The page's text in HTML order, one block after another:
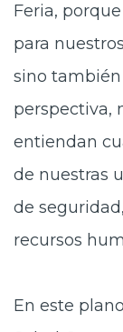
Feria,
para
sino
perspectiva,
entiendan
de nuestras
de
recursos
En este